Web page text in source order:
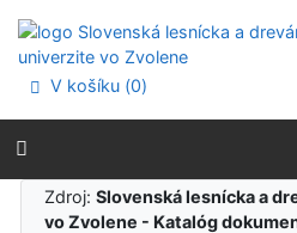
Prejsť na menu
Prehlásenie o webovej
V košíku (0)
Výsledky
Zdroj:Slovenská lesnícka a
vo Zvolene - Katalóg